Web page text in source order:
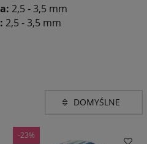
2,5 - 3,5 mm
2,5 - 3,5 mm
-23%